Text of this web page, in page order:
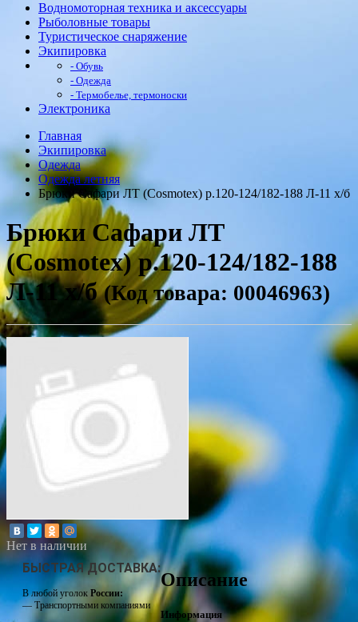
Водномоторная техника и аксессуары
Рыболовные товары
Туристическое снаряжение
Экипировка
- Обувь
- Одежда
- Термобелье, термоноски
Электроника
Главная
Экипировка
Одежда
Одежда летняя
Брюки Сафари ЛТ (Cosmotex) р.120-124/182-188 Л-11 х/б
Брюки Сафари ЛТ
(Cosmotex) р.120-124/182-188
Л-11 х/б (Код товара: 00046963)
Нет в наличии
БЫСТРАЯ ДОСТАВКА:
В любой уголок России:
— Транспортными компаниями
Описание
Информация